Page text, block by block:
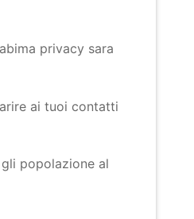
privacy sara
ai tuoi contatti
popolazione al